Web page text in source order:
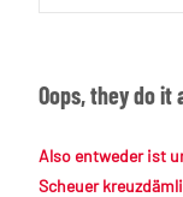
Oops, they do it
Also entweder ist
Scheuer